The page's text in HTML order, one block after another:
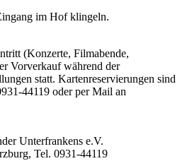
im Hof klingeln.
(Konzerte, Filmabende,
Vorverkauf während der
statt. Kartenreservierungen sind
44119 oder per Mail an
Unterfrankens e.V.
Tel. 0931-44119